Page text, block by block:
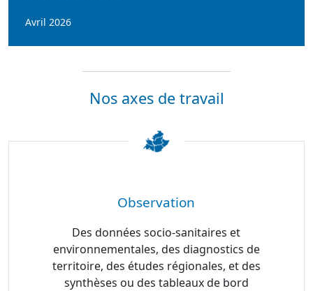
Avril 2026
Nos axes de travail
Observation
Des données socio-sanitaires et
environnementales, des diagnostics de
territoire, des études régionales, et des
synthèses ou des tableaux de bord